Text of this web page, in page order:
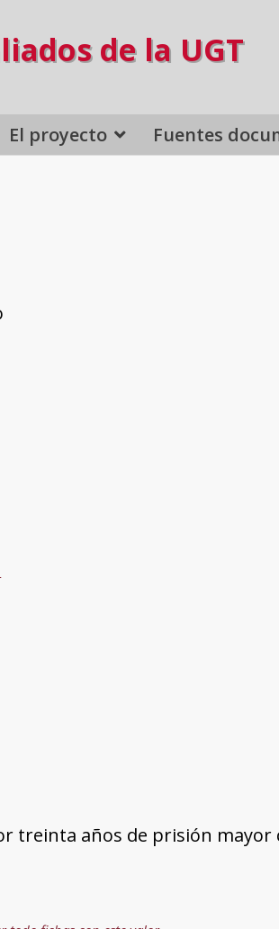
de la UGT
El proyecto Fuentes
treinta años de prisión